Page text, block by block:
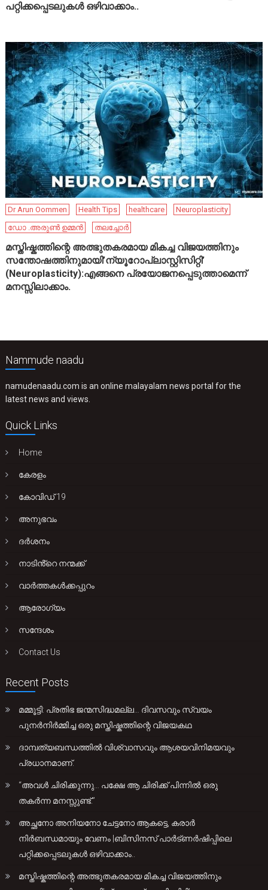
പറ്റിക്കപ്പെടലുകൾ ഒഴിവാക്കാം..
Dr Arun Oommen Health Tips healthcare
Neuroplasticity
ഡോ .അരുൺ ഉമ്മൻ
തലച്ചോർ
മസ്തിഷ്കത്തിന്റെ അത്ഭുതകരമായ മികച്ച വിജയത്തിനും
സന്തോഷത്തിനുമായി’ന്യൂറോപ്ലാസ്റ്റിസിറ്റി’
(Neuroplasticity):എങ്ങനെ പ്രയോജനപ്പെടുത്താമെന്ന്
മനസ്സിലാക്കാം.
Nammude naadu
namudenaadu.com is an online malayalam news portal for the
latest news and views.
Quick Links
Home
കേരളം
കോവിഡ് 19
അനുഭവം
ദർശനം
നാടിൻ്റെ നന്മക്ക്
വാർത്തകൾക്കപ്പുറം
ആരോഗ്യം
സന്ദേശം
Contact Us
Recent Posts
മമ്മൂട്ടി: പ്രതിഭ ജന്മസിദ്ധമല്ല… ദിവസവും സ്വയം
പുനർനിർമ്മിച്ച ഒരു മസ്തിഷ്കത്തിന്റെ വിജയകഥ
ദാമ്പത്യബന്ധത്തിൽ വിശ്വാസവും ആശയവിനിമയവും
പ്രധാനമാണ്.
“അവൾ ചിരിക്കുന്നു… പക്ഷേ ആ ചിരിക്ക് പിന്നിൽ ഒരു
തകർന്ന മനസ്സുണ്ട്.”
അച്ഛനോ അനിയനോ ചേട്ടനോ ആകട്ടെ, കരാർ
നിർബന്ധമായും വേണം |ബിസിനസ് പാർട്ണർഷിപ്പിലെ
പറ്റിക്കപ്പെടലുകൾ ഒഴിവാക്കാം..
മസ്തിഷ്കത്തിന്റെ അത്ഭുതകരമായ മികച്ച വിജയത്തിനും